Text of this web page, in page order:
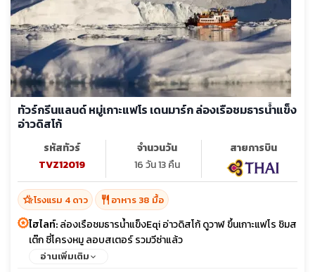
ทัวร์กรีนแลนด์ หมู่เกาะแฟโร เดนมาร์ก ล่องเรือชมธารน้ำแข็ง
อ่าวดิสโก้
รหัสทัวร์
TVZ12019
จำนวนวัน
16 วัน 13 คืน
สายการบิน
hotel_classโรงแรม 4 ดาว restaurant อาหาร 38 มื้อ
ไฮไลท์:ล่องเรือชมธารน้ำแข็งEqi อ่าวดิสโก้ ดูวาฬ ขึ้นเกาะแฟโร ชิมส
เต๊ก ซี่โครงหมู ลอบสเตอร์ รวมวีซ่าแล้ว
อ่านเพิ่มเติม